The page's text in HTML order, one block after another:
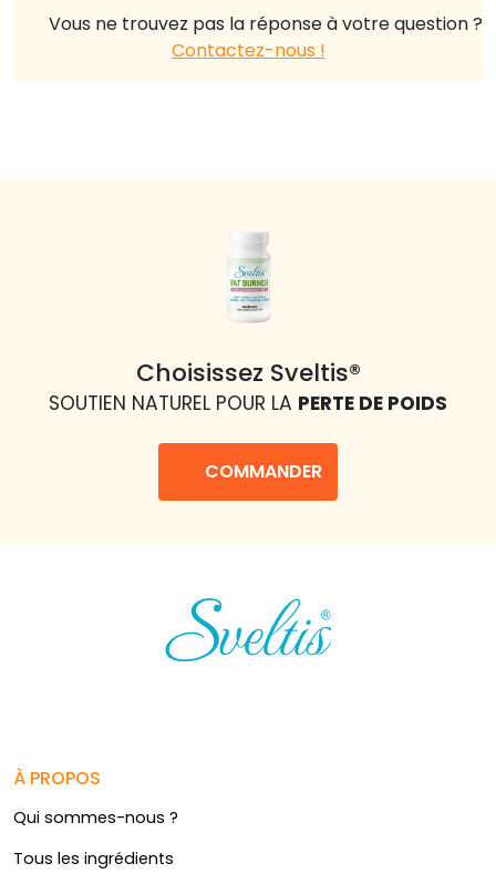
Vous ne trouvez pas la réponse à votre question ?
Contactez-nous !
Choisissez Sveltis®
SOUTIEN NATUREL POUR LA PERTE DE POIDS
COMMANDER
À PROPOS
Qui sommes-nous ?
Tous les ingrédients